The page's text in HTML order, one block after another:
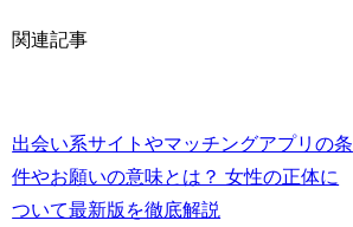
関連記事
出会い系サイトやマッチングアプリの条
件やお願いの意味とは？ 女性の正体に
ついて最新版を徹底解説